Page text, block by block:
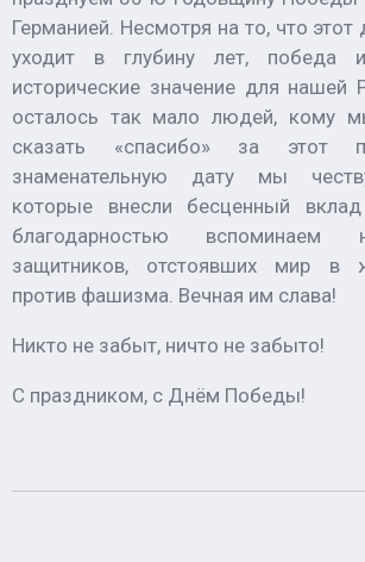
Германией. Несмотря на то, что
уходит в глубину лет, победа
исторические значение для нашей
осталось так мало людей, кому
сказать «спасибо» за этот
знаменательную дату мы
которые внесли бесценный
благодарностью вспоминаем
защитников, отстоявших мир в
против фашизма. Вечная им слава!
Никто не забыт, ничто не забыто!
С праздником, с Днём Победы!